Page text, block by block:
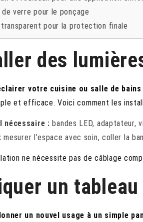
de verre pour le ponçage
pour la protection finale
des
votre cuisine ou salle de
et efficace. Voici comment les
nécessaire : bandes LED, adaptateur,
mesurer l’espace avec soin, coller la
ne nécessite pas de câblage
un
un nouvel usage à un simple